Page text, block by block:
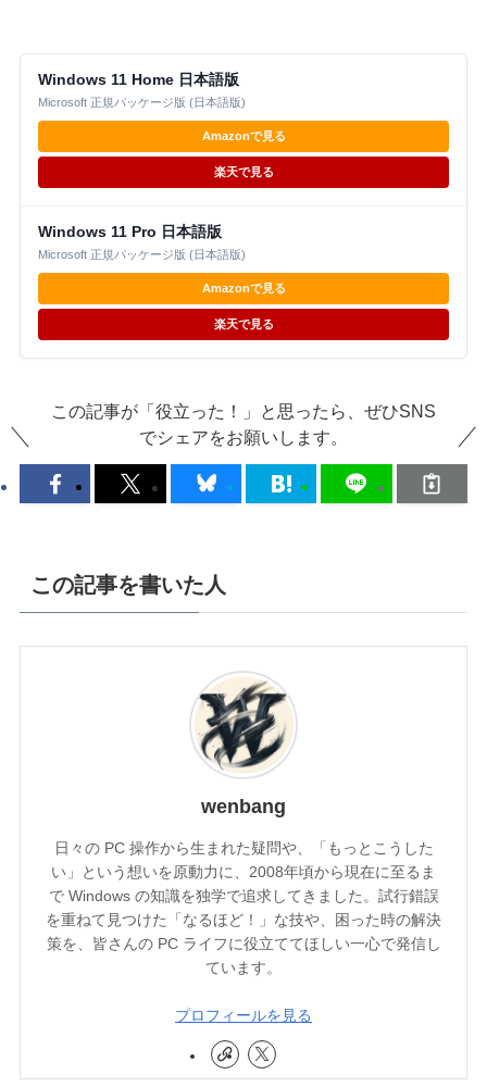
Windows 11 Home 日本語版
Microsoft 正規パッケージ版 (日本語版)
Amazonで見る
楽天で見る
Windows 11 Pro 日本語版
Microsoft 正規パッケージ版 (日本語版)
Amazonで見る
楽天で見る
この記事が「役立った！」と思ったら、ぜひSNS
でシェアをお願いします。
この記事を書いた人
wenbang
日々の PC 操作から生まれた疑問や、「もっとこうした
い」という想いを原動力に、2008年頃から現在に至るま
で Windows の知識を独学で追求してきました。試行錯誤
を重ねて見つけた「なるほど！」な技や、困った時の解決
策を、皆さんの PC ライフに役立ててほしい一心で発信し
ています。
プロフィールを見る